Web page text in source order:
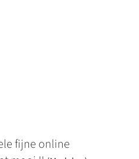
fijne online